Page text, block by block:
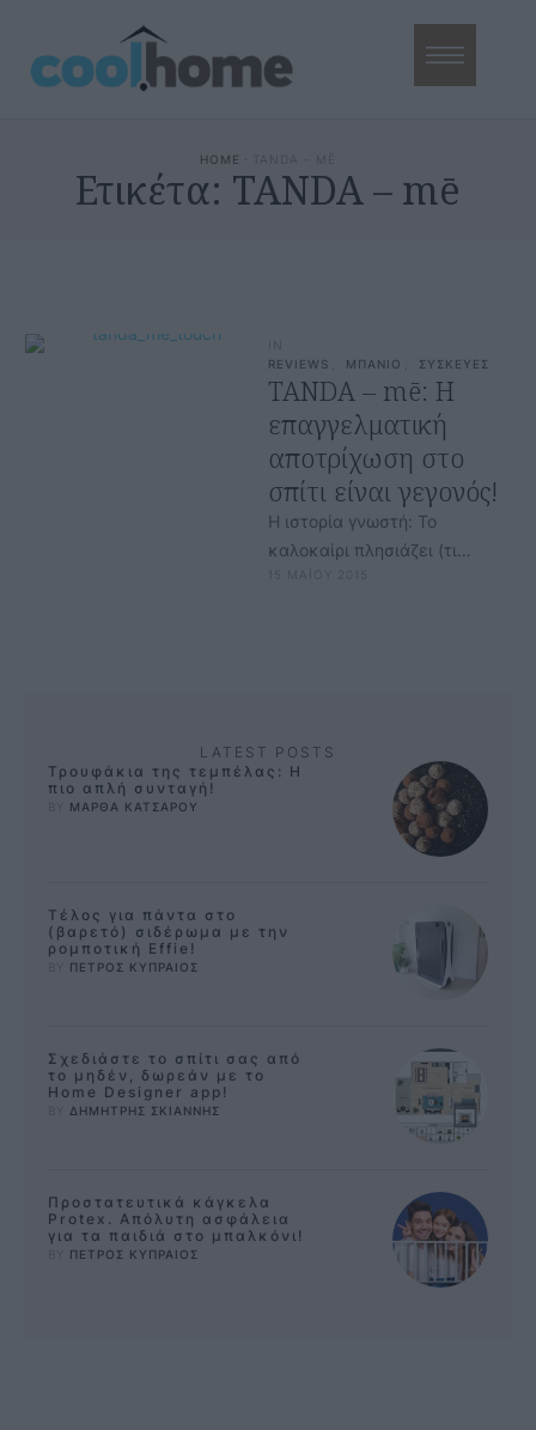
HOME · TANDA – MĒ
Ετικέτα: TANDA – mē
IN
REVIEWS
ΜΠΑΝΙΟ ΣΥΣΚΕΥΕΣ
TANDA – mē: Η
επαγγελματική
αποτρίχωση στο
σπίτι είναι γεγονός!
Η ιστορία γνωστή: Το
καλοκαίρι πλησιάζει (τι
πλησιάζει, έφτασε) κι εσύ δεν
15 ΜΑΪΟΥ 2015
LATEST POSTS
Τρουφάκια της τεμπέλας: Η
πιο απλή συνταγή!
ΜΑΡΘΑ ΚΑΤΣΑΡΟΥ
Τέλος για πάντα στο
(βαρετό) σιδέρωμα με την
ρομποτική Effie!
ΠΕΤΡΟΣ ΚΥΠΡΑΙΟΣ
Σχεδιάστε το σπίτι σας από
το μηδέν, δωρεάν με το
Home Designer app!
ΔΗΜΗΤΡΗΣ ΣΚΙΑΝΝΗΣ
Προστατευτικά κάγκελα
Protex. Απόλυτη ασφάλεια
για τα παιδιά στο μπαλκόνι!
ΠΕΤΡΟΣ ΚΥΠΡΑΙΟΣ